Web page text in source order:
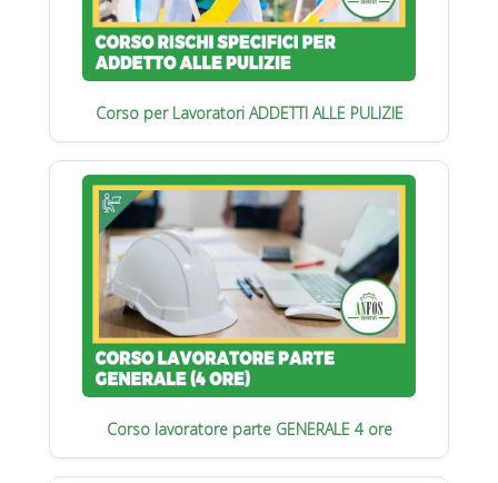
Corso per Lavoratori ADDETTI ALLE PULIZIE
Corso lavoratore parte GENERALE 4 ore